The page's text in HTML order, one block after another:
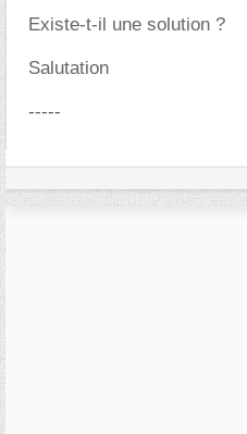
Existe-t-il une solution ?
Salutation
-----